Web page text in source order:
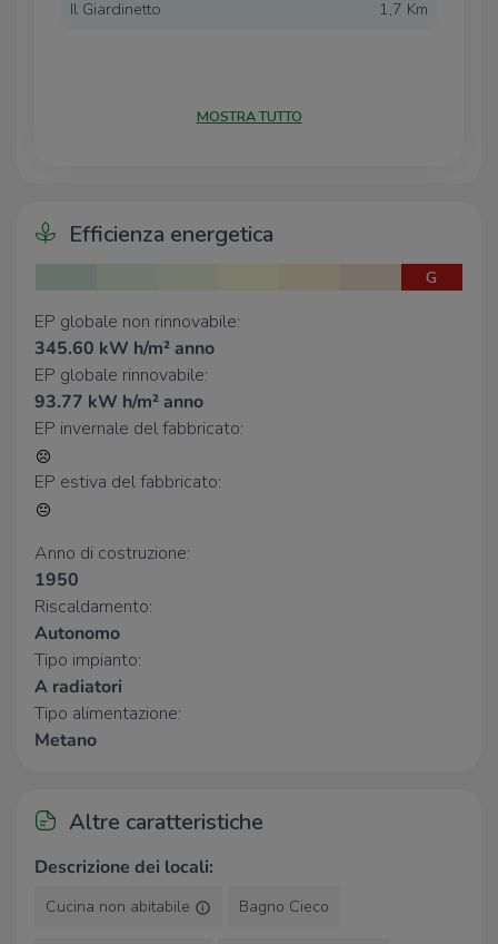
Il Giardinetto
1,7 Km
MOSTRA TUTTO
Efficienza energetica
G
EP globale non rinnovabile:
345.60 kW h/m² anno
EP globale rinnovabile:
93.77 kW h/m² anno
EP invernale del fabbricato:
EP estiva del fabbricato:
Anno di costruzione:
1950
Riscaldamento:
Autonomo
Tipo impianto:
A radiatori
Tipo alimentazione:
Metano
Altre caratteristiche
Descrizione dei locali:
Cucina non abitabile Bagno Cieco